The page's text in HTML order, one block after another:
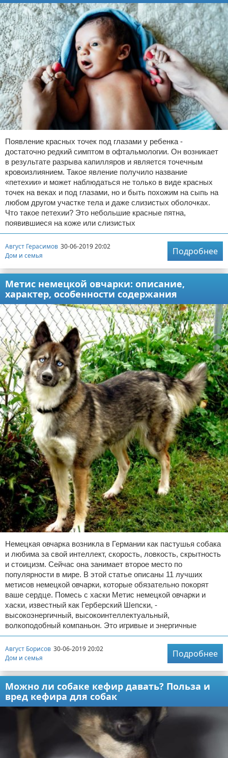
Появление красных точек под глазами у ребенка -
достаточно редкий симптом в офтальмологии. Он возникает
в результате разрыва капилляров и является точечным
кровоизлиянием. Такое явление получило название
«петехии» и может наблюдаться не только в виде красных
точек на веках и под глазами, но и быть похожим на сыпь на
любом другом участке тела и даже слизистых оболочках.
Что такое петехии? Это небольшие красные пятна,
появившиеся на коже или слизистых
Август Герасимов 30-06-2019 20:02
Дом и семья
Подробнее
Метис немецкой овчарки: описание,
характер, особенности содержания
Немецкая овчарка возникла в Германии как пастушья собака
и любима за свой интеллект, скорость, ловкость, скрытность
и стоицизм. Сейчас она занимает второе место по
популярности в мире. В этой статье описаны 11 лучших
метисов немецкой овчарки, которые обязательно покорят
ваше сердце. Помесь с хаски Метис немецкой овчарки и
хаски, известный как Герберский Шепски, -
высокоэнергичный, высокоинтеллектуальный,
волкоподобный компаньон. Это игривые и энергичные
Август Борисов 30-06-2019 20:02
Дом и семья
Подробнее
Можно ли собаке кефир давать? Польза и
вред кефира для собак